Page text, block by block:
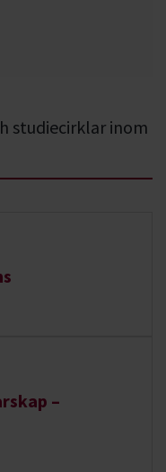
studiecirklar inom
–